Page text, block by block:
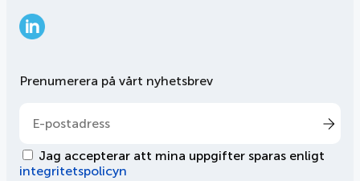
Prenumerera på vårt nyhetsbrev
Jag accepterar att mina uppgifter sparas enligt
integritetspolicyn